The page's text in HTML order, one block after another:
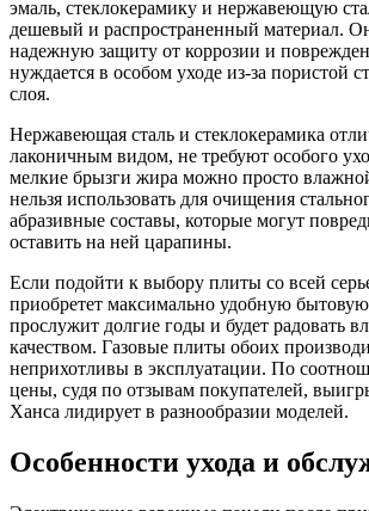
эмаль, стеклокерамику и нержавеющую
дешевый и распространенный материал.
надежную защиту от коррозии и
нуждается в особом уходе из-за пористой
слоя.
Нержавеющая сталь и стеклокерамика
лаконичным видом, не требуют особого
мелкие брызги жира можно просто
нельзя использовать для очищения
абразивные составы, которые могут
оставить на ней царапины.
Если подойти к выбору плиты со всей
приобретет максимально удобную
прослужит долгие годы и будет радовать
качеством. Газовые плиты обоих
неприхотливы в эксплуатации. По
цены, судя по отзывам покупателей,
Ханса лидирует в разнообразии моделей.
Особенности ухода и